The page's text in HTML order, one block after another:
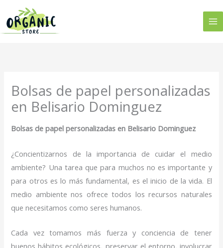
contenido
Bolsas de papel personalizadas
en Belisario Dominguez
Bolsas de papel personalizadas en Belisario Dominguez
¿Concientizarnos de la importancia de cuidar el medio
ambiente? Una tarea que para muchos no es importante y
para otros es lo más fundamental, es el inicio de la vida. El
medio ambiente nos ofrece todos los recursos naturales
que necesitamos como seres humanos.
Cada vez tomamos más fuerza y conciencia de tener